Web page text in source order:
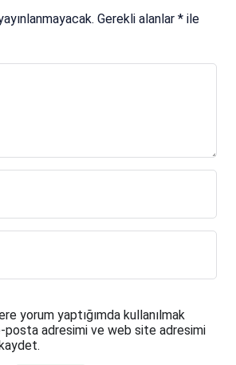
Gerekli alanlar * ile
yorum yaptığımda kullanılmak
posta adresimi ve web site adresimi